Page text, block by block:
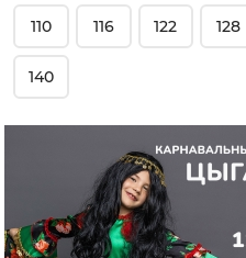
110 116 122 128
140